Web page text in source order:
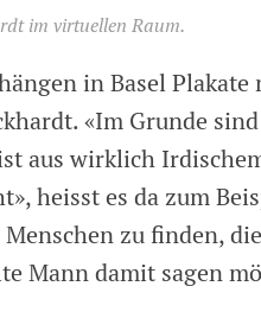
im virtuellen Raum.
in Basel
«Im Grunde
aus wirklich
heisst es da zum
zu finden,
Mann damit sagen